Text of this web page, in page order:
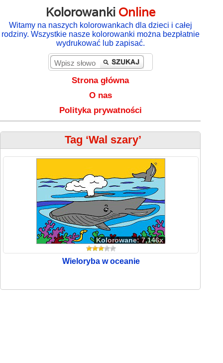
Kolorowanki Online
Witamy na naszych kolorowankach dla dzieci i całej
rodziny. Wszystkie nasze kolorowanki można bezpłatnie
wydrukować lub zapisać.
Strona główna
O nas
Polityka prywatności
Tag ‘Wal szary’
Kolorowane: 7,146x
Wieloryba w oceanie